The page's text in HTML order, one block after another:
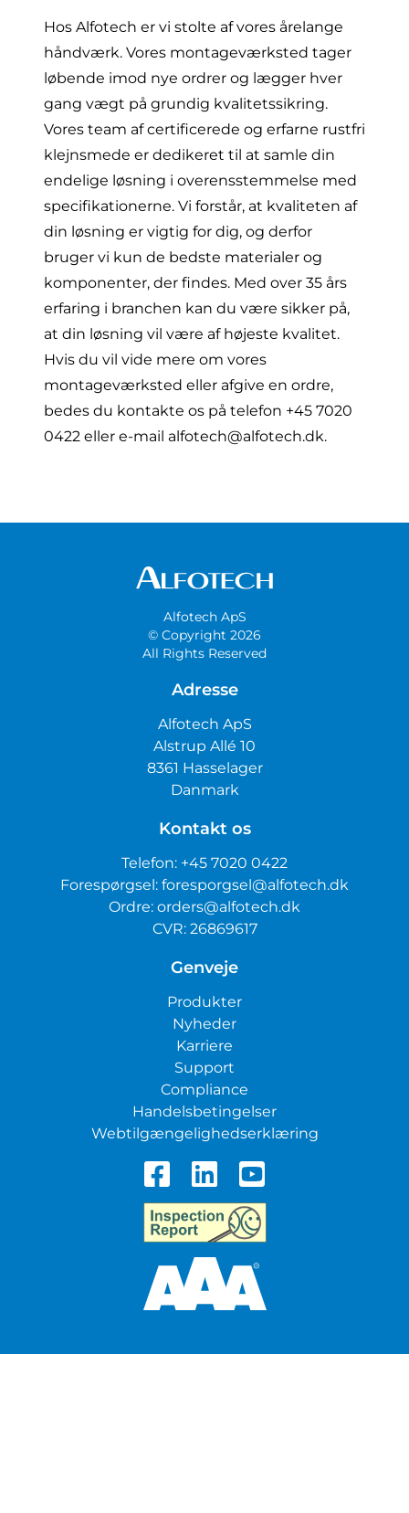
Hos Alfotech er vi stolte af vores årelange
håndværk. Vores montageværksted tager
løbende imod nye ordrer og lægger hver
gang vægt på grundig kvalitetssikring.
Vores team af certificerede og erfarne rustfri
klejnsmede er dedikeret til at samle din
endelige løsning i overensstemmelse med
specifikationerne. Vi forstår, at kvaliteten af
din løsning er vigtig for dig, og derfor
bruger vi kun de bedste materialer og
komponenter, der findes. Med over 35 års
erfaring i branchen kan du være sikker på,
at din løsning vil være af højeste kvalitet.
Hvis du vil vide mere om vores
montageværksted eller afgive en ordre,
bedes du kontakte os på telefon +45 7020
0422 eller e-mail alfotech@alfotech.dk.
Alfotech ApS
© Copyright 2026
All Rights Reserved
Adresse
Alfotech ApS
Alstrup Allé 10
8361 Hasselager
Danmark
Kontakt os
Telefon: +45 7020 0422
Forespørgsel: foresporgsel@alfotech.dk
Ordre: orders@alfotech.dk
CVR: 26869617
Genveje
Produkter
Nyheder
Karriere
Support
Compliance
Handelsbetingelser
Webtilgængelighedserklæring